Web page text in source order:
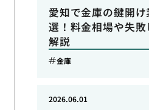
愛知で金庫の鍵開
選！料金相場や失
解説
金庫
2026.06.01